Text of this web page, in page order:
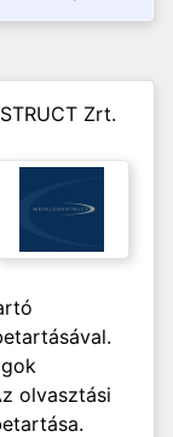
Zrt.
olvasztási